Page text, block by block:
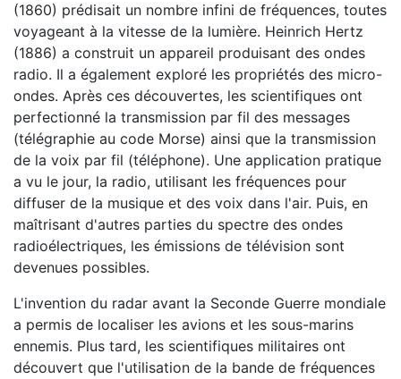
(1860) prédisait un nombre infini de fréquences, toutes
voyageant à la vitesse de la lumière. Heinrich Hertz
(1886) a construit un appareil produisant des ondes
radio. Il a également exploré les propriétés des micro-
ondes. Après ces découvertes, les scientifiques ont
perfectionné la transmission par fil des messages
(télégraphie au code Morse) ainsi que la transmission
de la voix par fil (téléphone). Une application pratique
a vu le jour, la radio, utilisant les fréquences pour
diffuser de la musique et des voix dans l'air. Puis, en
maîtrisant d'autres parties du spectre des ondes
radioélectriques, les émissions de télévision sont
devenues possibles.
L'invention du radar avant la Seconde Guerre mondiale
a permis de localiser les avions et les sous-marins
ennemis. Plus tard, les scientifiques militaires ont
découvert que l'utilisation de la bande de fréquences